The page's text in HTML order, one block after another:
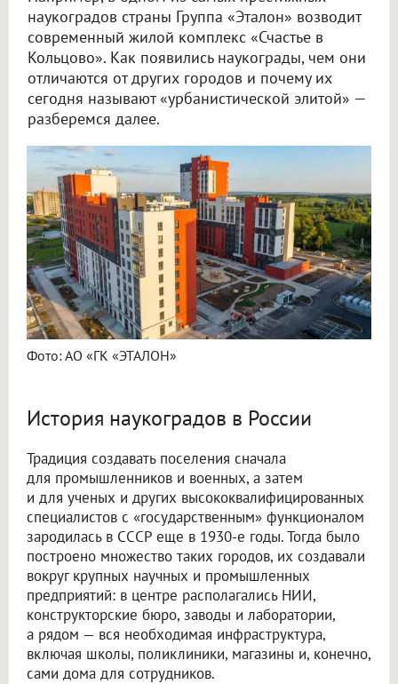
наукоградов страны Группа «Эталон» возводит
современный жилой комплекс «Счастье в
Кольцово». Как появились наукограды, чем они
отличаются от других городов и почему их
сегодня называют «урбанистической элитой» —
разберемся далее.
Фото: АО «ГК «ЭТАЛОН»
История наукоградов в России
Традиция создавать поселения сначала
для промышленников и военных, а затем
и для ученых и других высококвалифицированных
специалистов с «государственным» функционалом
зародилась в СССР еще в 1930-е годы. Тогда было
построено множество таких городов, их создавали
вокруг крупных научных и промышленных
предприятий: в центре располагались НИИ,
конструкторские бюро, заводы и лаборатории,
а рядом — вся необходимая инфраструктура,
включая школы, поликлиники, магазины и, конечно,
сами дома для сотрудников.